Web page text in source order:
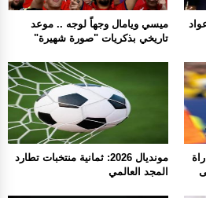
ميسي ويامال وجهاً لوجه .. موعد
تاريخي بذكريات "صورة شهيرة"
مونديال 2026: ثمانية منتخبات تطارد
المجد العالمي